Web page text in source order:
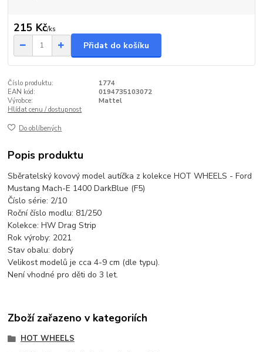
215 Kč/ks
Přidat do košíku
Číslo produktu:
1774
EAN kód:
0194735103072
Výrobce:
Mattel
Hlídat cenu / dostupnost
Do oblíbených
Popis produktu
Sběratelský kovový model autíčka z kolekce HOT WHEELS - Ford
Mustang Mach-E 1400 DarkBlue (F5)
Číslo série: 2/10
Roční číslo modlu: 81/250
Kolekce: HW Drag Strip
Rok výroby: 2021
Stav obalu: dobrý
Velikost modelů je cca 4-9 cm (dle typu).
Není vhodné pro děti do 3 let.
Zboží zařazeno v kategoriích
HOT WHEELS